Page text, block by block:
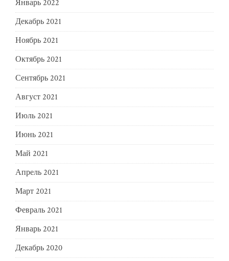
Январь 2022
Декабрь 2021
Ноябрь 2021
Октябрь 2021
Сентябрь 2021
Август 2021
Июль 2021
Июнь 2021
Май 2021
Апрель 2021
Март 2021
Февраль 2021
Январь 2021
Декабрь 2020